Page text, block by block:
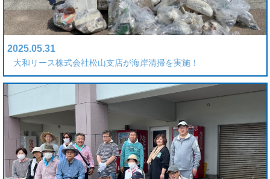
2025.05.31
大和リース株式会社松山支店が海岸清掃を実施！